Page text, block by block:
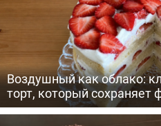
Воздушный как облако:
торт, который сохраняет